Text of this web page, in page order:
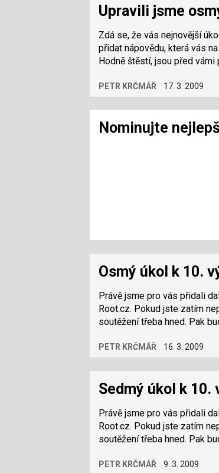
Upravili jsme
Zdá se, že vás nejnovější
přidat nápovědu, která vás
Hodně štěstí, jsou před
PETR KRČMÁŘ 17. 3. 2009
Nominujte
Osmý úkol k 10.
Právě jsme pro vás přidali
Root.cz. Pokud jste zatím
soutěžení třeba hned. Pak
PETR KRČMÁŘ 16. 3. 2009
Sedmý úkol k
Právě jsme pro vás přidali
Root.cz. Pokud jste zatím
soutěžení třeba hned. Pak
PETR KRČMÁŘ 9. 3. 2009